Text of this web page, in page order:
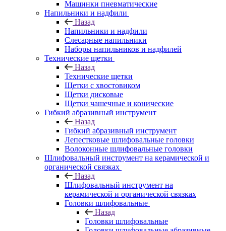
Машинки пневматические
Напильники и надфили
Назад
Напильники и надфили
Слесарные напильники
Наборы напильников и надфилей
Технические щетки
Назад
Технические щетки
Щетки с хвостовиком
Щетки дисковые
Щетки чашечные и конические
Гибкий абразивный инструмент
Назад
Гибкий абразивный инструмент
Лепестковые шлифовальные головки
Волоконные шлифовальные головки
Шлифовальный инструмент на керамической и
органической связках
Назад
Шлифовальный инструмент на
керамической и органической связках
Головки шлифовальные
Назад
Головки шлифовальные